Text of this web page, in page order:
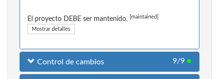
El proyecto DEBE ser mantenido. [maintained]
Mostrar detalles
Control de cambios 9/9 ●